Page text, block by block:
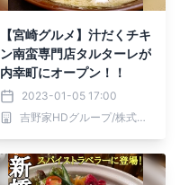
【宮崎グルメ】汁だくチキ
ン南蛮専門店タルターレが
内幸町にオープン！！
2023-01-05 17:00
吉野家HDグループ/株式会社シェアレストラン